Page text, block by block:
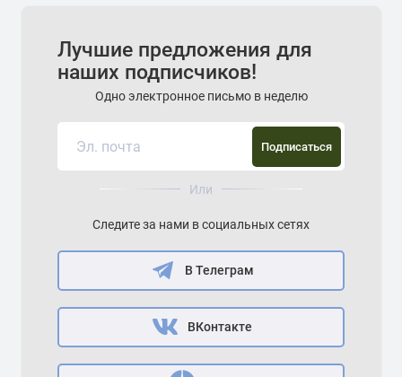
Лучшие предложения для
наших подписчиков!
Одно электронное письмо в неделю
Подписаться
Или
Следите за нами в социальных сетях
В Телеграм
ВКонтакте